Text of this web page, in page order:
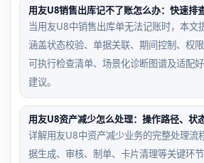
用友U8销售出库记不了账怎么办：快速排
当用友U8中销售出库单无法记账时，本文
涵盖状态校验、单据关联、期间控制、权
可执行检查清单、场景化诊断图谱及适配
建议。
用友U8资产减少怎么处理：操作路径、状
详解用友U8中资产减少业务的完整处理流
据生成、审核、制单、卡片清理等关键环